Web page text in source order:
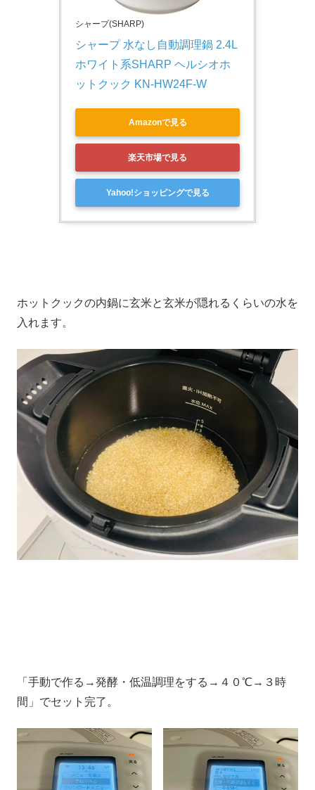
シャープ(SHARP)
シャープ 水なし自動調理鍋 2.4L
ホワイト系SHARP ヘルシオホ
ットクック KN-HW24F-W
Amazonで見る
楽天市場で見る
Yahoo!ショッピングで見る
ホットクックの内鍋に玄米と玄米が隠れるくらいの水を
入れます。
「手動で作る→発酵・低温調理をする→４０℃→３時
間」でセット完了。